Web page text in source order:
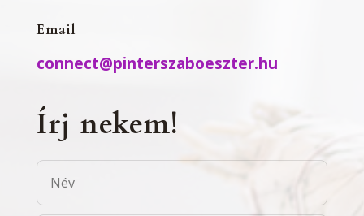
Email
connect@pinterszaboeszter.hu
Írj nekem!